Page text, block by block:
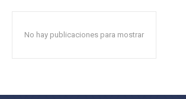
No hay publicaciones para mostrar